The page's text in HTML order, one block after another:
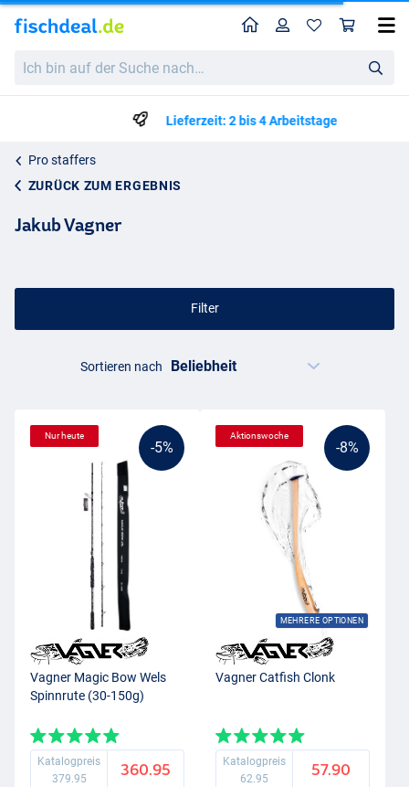
bin
HomeProfil
Lieferzeit: 2 bis 4 Arbeitstage
Pro staffers
ZURÜCK ZUM ERGEBNIS
Jakub Vagner
Filter
Sortieren nach
-5%
Nur heute
Vagner Magic Bow Wels
Spinnrute (30-150g)
Katalogpreis
379.95
360.95
-8%
MEHRERE OPTIONEN
Aktionswoche
Vagner Catfish Clonk
Katalogpreis
62.95
57.90